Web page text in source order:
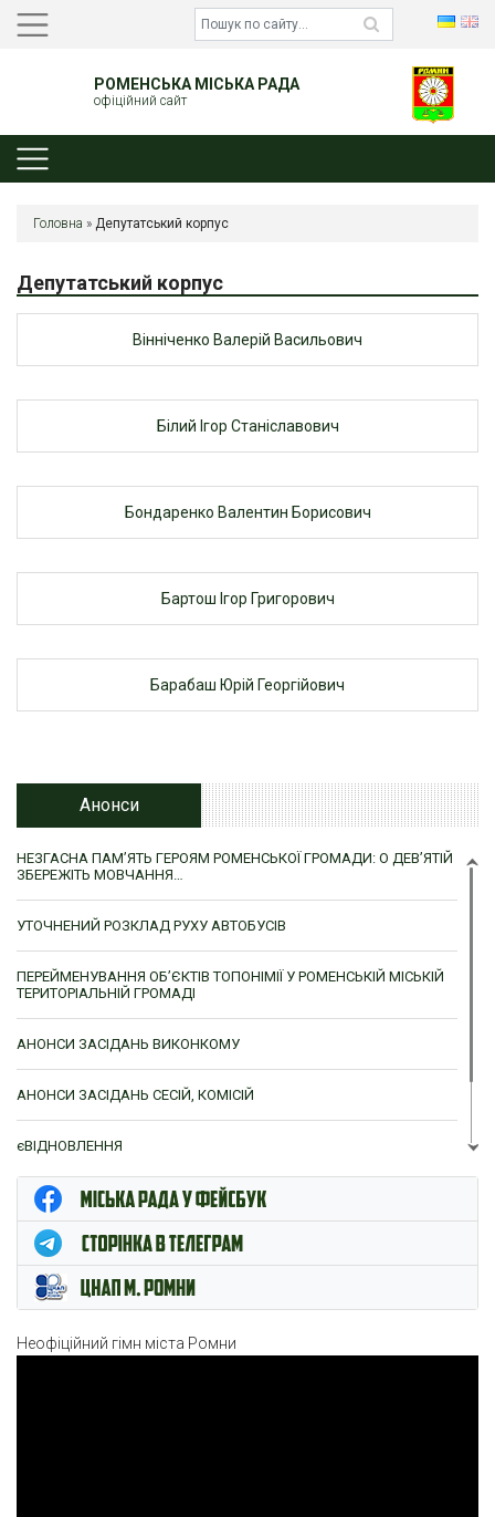
РОМЕНСЬКА МІСЬКА РАДА
офіційний сайт
Головна » Депутатський корпус
Депутатський корпус
Вінніченко Валерій Васильович
Білий Ігор Станіславович
Бондаренко Валентин Борисович
Бартош Ігор Григорович
Барабаш Юрій Георгійович
Анонси
НЕЗГАСНА ПАМ’ЯТЬ ГЕРОЯМ РОМЕНСЬКОЇ ГРОМАДИ: О ДЕВ’ЯТІЙ
ЗБЕРЕЖІТЬ МОВЧАННЯ…
УТОЧНЕНИЙ РОЗКЛАД РУХУ АВТОБУСІВ
ПЕРЕЙМЕНУВАННЯ ОБ’ЄКТІВ ТОПОНІМІЇ У РОМЕНСЬКІЙ МІСЬКІЙ
ТЕРИТОРІАЛЬНІЙ ГРОМАДІ
АНОНСИ ЗАСІДАНЬ ВИКОНКОМУ
АНОНСИ ЗАСІДАНЬ СЕСІЙ, КОМІСІЙ
єВІДНОВЛЕННЯ
ЦНАП м. Ромни
Неофіційний гімн міста Ромни